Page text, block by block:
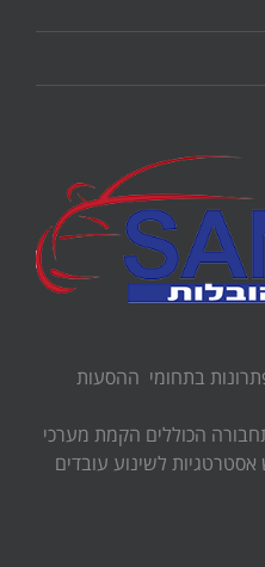
בתחומי ההסעות
הכוללים הקמת מערכי
לשינוע עובדים